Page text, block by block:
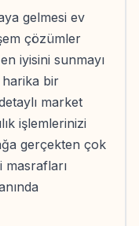
gelmesi ev
çözümler
iyisini sunmayı
bir
market
işlemlerinizi
gerçekten çok
masrafları